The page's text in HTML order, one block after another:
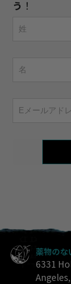
う ！
薬物のな
6331
Angeles,